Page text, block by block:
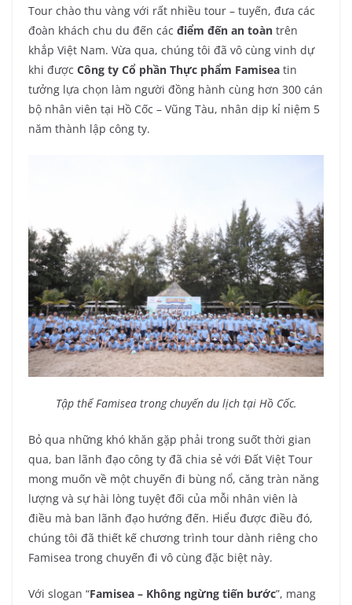
Tour chào thu vàng với rất nhiều tour – tuyến, đưa các
đoàn khách chu du đến các điểm đến an toàn trên
khắp Việt Nam. Vừa qua, chúng tôi đã vô cùng vinh dự
khi được Công ty Cổ phần Thực phẩm Famisea tin
tưởng lựa chọn làm người đồng hành cùng hơn 300 cán
bộ nhân viên tại Hồ Cốc – Vũng Tàu, nhân dịp kỉ niệm 5
năm thành lập công ty.
Tập thể Famisea trong chuyến du lịch tại Hồ Cốc.
Bỏ qua những khó khăn gặp phải trong suốt thời gian
qua, ban lãnh đạo công ty đã chia sẻ với Đất Việt Tour
mong muốn về một chuyến đi bùng nổ, căng tràn năng
lượng và sự hài lòng tuyệt đối của mỗi nhân viên là
điều mà ban lãnh đạo hướng đến. Hiểu được điều đó,
chúng tôi đã thiết kế chương trình tour dành riêng cho
Famisea trong chuyến đi vô cùng đặc biệt này.
Với slogan “Famisea – Không ngừng tiến bước”, mang